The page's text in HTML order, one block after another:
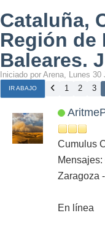
Cataluña,
Región de
Baleares.
Iniciado por Arena, Lunes
IR ABAJO 1 2 3
Cumulus
Mensajes:
Zaragoza
En línea